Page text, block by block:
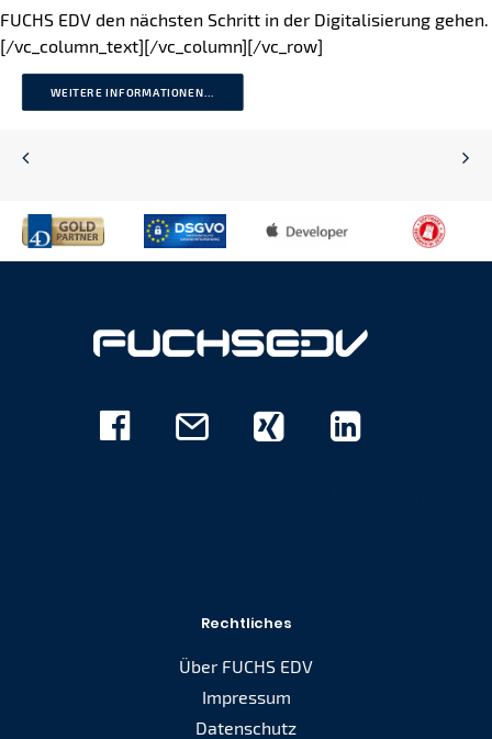
FUCHS EDV den nächsten Schritt in der Digitalisierung gehen.
[/vc_column_text][/vc_column][/vc_row]
WEITERE INFORMATIONEN...
Rechtliches
Über FUCHS EDV
Impressum
Datenschutz